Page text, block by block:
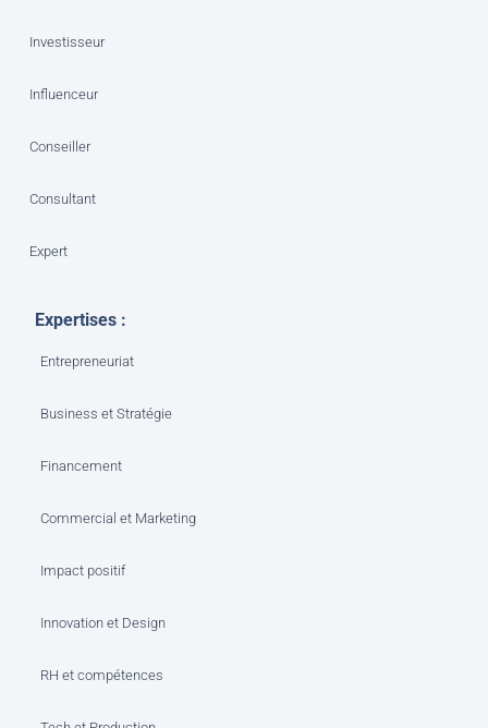
Investisseur
Influenceur
Conseiller
Consultant
Expert
Expertises :
Entrepreneuriat
Business et Stratégie
Financement
Commercial et Marketing
Impact positif
Innovation et Design
RH et compétences